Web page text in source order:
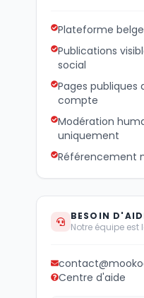
Plateforme belge
Publications
social
Pages publiques
compte
Modération
uniquement
Référencement
BESOIN
Notre équipe est
Centre d'aide